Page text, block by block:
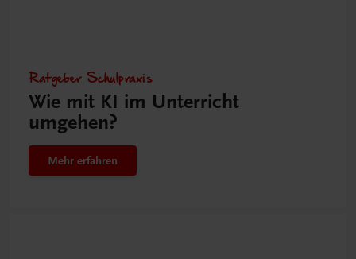
Ratgeber Schulpraxis
Wie mit KI im Unterricht
umgehen?
Mehr erfahren